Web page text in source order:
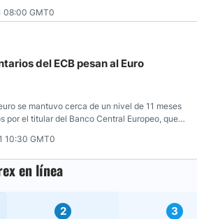
08:00 GMT0
del ECB pesan al Euro
se mantuvo cerca de un nivel de 11 meses
por el titular del Banco Central Europeo, que
de que se tome un papel más importante en
de zona euro
10:30 GMT0
en línea
2 3